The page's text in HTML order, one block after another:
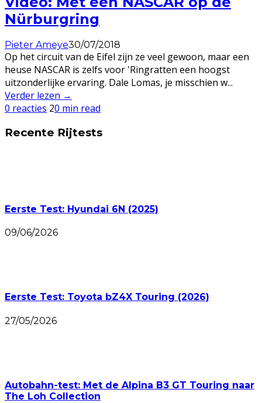
Nürburgring
Pieter Ameye30/07/2018
Op het circuit van de Eifel zijn ze veel gewoon, maar een
heuse NASCAR is zelfs voor 'Ringratten een hoogst
uitzonderlijke ervaring. Dale Lomas, je misschien w...
Verder lezen →
0 reacties 20 min read
Recente Rijtests
Eerste Test: Hyundai 6N (2025)
09/06/2026
Eerste Test: Toyota bZ4X Touring (2026)
27/05/2026
Autobahn-test: Met de Alpina B3 GT Touring naar
The Loh Collection